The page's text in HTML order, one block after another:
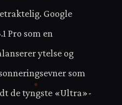
Google
Pro som en
ytelse og
som
de tyngste «Ultra»-